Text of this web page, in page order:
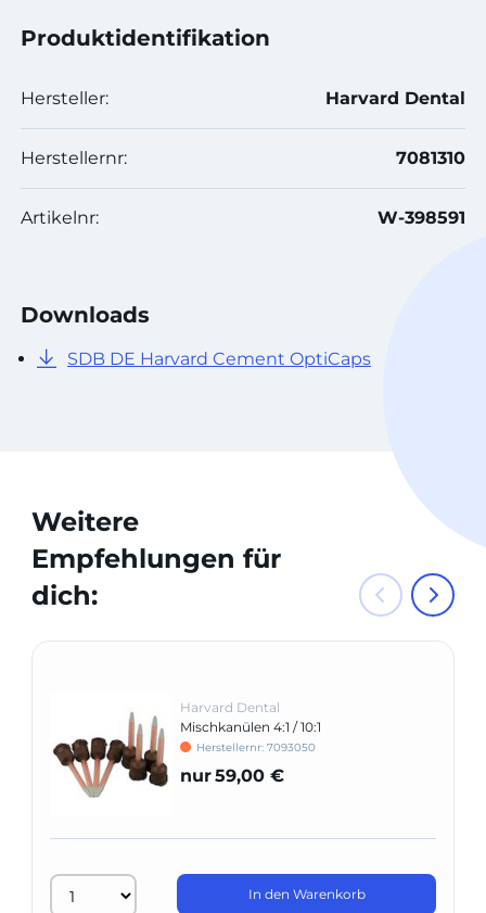
Produktidentifikation
Hersteller: Harvard Dental
Herstellernr: 7081310
Artikelnr: W-398591
Downloads
SDB DE Harvard Cement OptiCaps
Weitere
Empfehlungen für
dich:
Harvard Dental
Mischkanülen 4:1 / 10:1
Herstellernr: 7093050
nur59,00 €
In den Warenkorb